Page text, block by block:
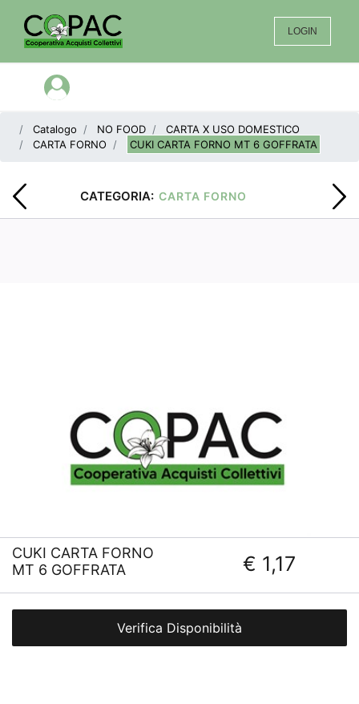
LOGIN
Open menu
Catalogo NO FOOD
CARTA X USO DOMESTICO
CARTA FORNO
CUKI CARTA FORNO MT 6 GOFFRATA
CATEGORIA: CARTA FORNO
CUKI CARTA FORNO
MT 6 GOFFRATA
€ 1,17
Verifica Disponibilità